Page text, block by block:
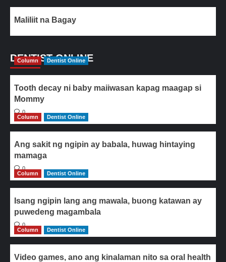
Maliliit na Bagay
DENTIST ONLINE
Column Dentist Online
Tooth decay ni baby maiiwasan kapag maagap si
Mommy
0
Column
Dentist Online
Ang sakit ng ngipin ay babala, huwag hintaying
mamaga
0
Column
Dentist Online
Isang ngipin lang ang mawala, buong katawan ay
puwedeng magambala
0
Column
Dentist Online
Video games, ano ang kinalaman nito sa oral health